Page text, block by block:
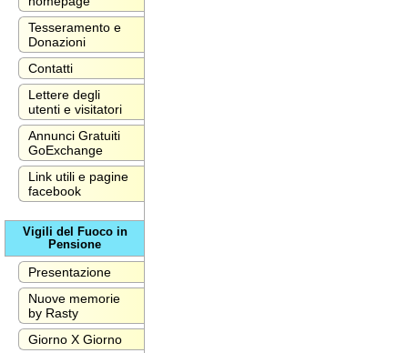
Tesseramento e
Donazioni
Contatti
Lettere degli
utenti e visitatori
Annunci Gratuiti
GoExchange
Link utili e pagine
facebook
Vigili del Fuoco in
Pensione
Presentazione
Nuove memorie
by Rasty
Giorno X Giorno